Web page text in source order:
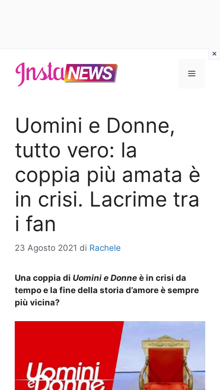
contenuto
Menu
Uomini e Donne,
tutto vero: la
coppia più amata è
in crisi. Lacrime tra
i fan
23 Agosto 2021 di Rachele
Una coppia di Uomini e Donne è in crisi da
tempo e la fine della storia d’amore è sempre
più vicina?